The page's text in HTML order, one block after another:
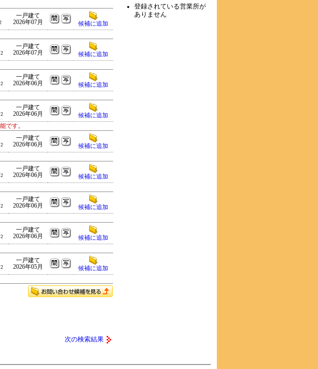
登録されている営業所が
ありません
一戸建て
2026年07月
候補に追加
2
一戸建て
2026年07月
候補に追加
2
一戸建て
2026年06月
候補に追加
2
一戸建て
2026年06月
候補に追加
です。
2
一戸建て
2026年06月
候補に追加
2
一戸建て
2026年06月
候補に追加
2
一戸建て
2026年06月
候補に追加
2
一戸建て
2026年06月
候補に追加
2
一戸建て
2026年05月
候補に追加
次の検索結果